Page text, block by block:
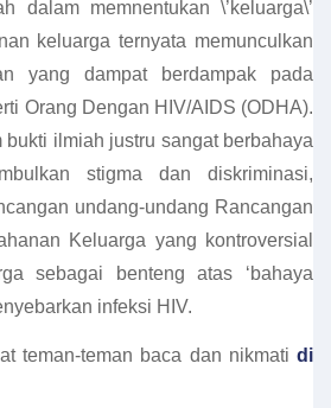
dalam memnentukan \’keluarga\’
keluarga ternyata memunculkan
yang dampat berdampak pada
Orang Dengan HIV/AIDS (ODHA).
bukti ilmiah justru sangat berbahaya
stigma dan diskriminasi,
undang-undang Rancangan
Keluarga yang kontroversial
sebagai benteng atas ‘bahaya
infeksi HIV.
teman-teman baca dan nikmati di